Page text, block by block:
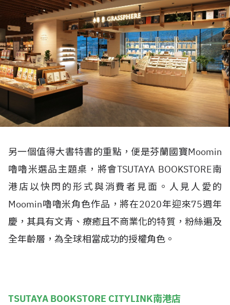
另一個值得大書特書的重點，便是芬蘭國寶Moomin
嚕嚕米選品主題桌，將會TSUTAYA BOOKSTORE南
港店以快閃的形式與消費者見面。人見人愛的
Moomin嚕嚕米角色作品，將在2020年迎來75週年
慶，其具有文青、療癒且不商業化的特質，粉絲遍及
全年齡層，為全球相當成功的授權角色。
TSUTAYA BOOKSTORE CITYLINK南港店